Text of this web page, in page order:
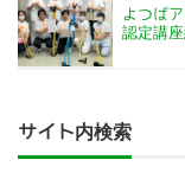
よつば
認定講
サイト内検索